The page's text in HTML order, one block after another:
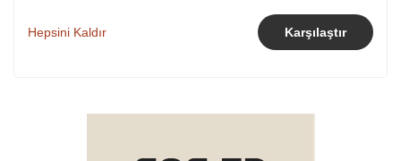
Hepsini Kaldır Karşılaştır